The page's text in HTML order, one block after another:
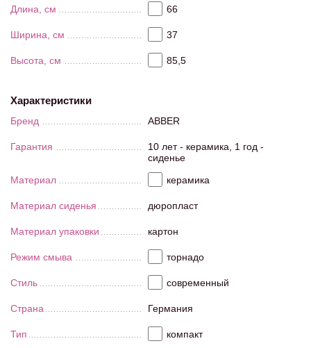
Длина, см 66
Ширина, см 37
Высота, см 85,5
Характеристики
Бренд ABBER
Гарантия
10 лет - керамика, 1 год -
сиденье
Материал
керамика
Материал сиденья дюропласт
Материал упаковки картон
Режим смыва торнадо
Стиль современный
Страна Германия
Тип компакт